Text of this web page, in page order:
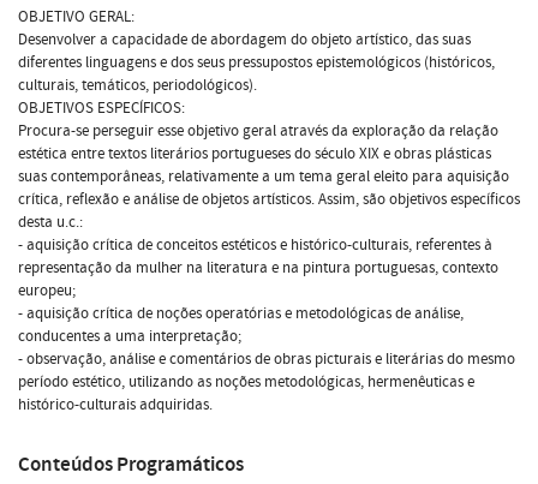
OBJETIVO GERAL:
Desenvolver a capacidade de abordagem do objeto artístico, das suas
diferentes linguagens e dos seus pressupostos epistemológicos (históricos,
culturais, temáticos, periodológicos).
OBJETIVOS ESPECÍFICOS:
Procura-se perseguir esse objetivo geral através da exploração da relação
estética entre textos literários portugueses do século XIX e obras plásticas
suas contemporâneas, relativamente a um tema geral eleito para aquisição
crítica, reflexão e análise de objetos artísticos. Assim, são objetivos específicos
desta u.c.:
- aquisição crítica de conceitos estéticos e histórico-culturais, referentes à
representação da mulher na literatura e na pintura portuguesas, contexto
europeu;
- aquisição crítica de noções operatórias e metodológicas de análise,
conducentes a uma interpretação;
- observação, análise e comentários de obras picturais e literárias do mesmo
período estético, utilizando as noções metodológicas, hermenêuticas e
histórico-culturais adquiridas.
Conteúdos Programáticos